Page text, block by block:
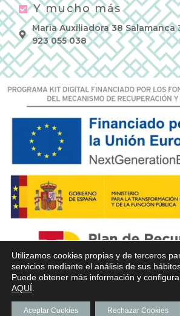
Y mucho más
Maria Auxiliadora 38 Salamanca
923 055 038
Utilizamos cookies propias y de terceros
servicios mediante el análisis de sus
Puede obtener más información y
AQUÍ
Aceptar Cookies Rechazar Cookies